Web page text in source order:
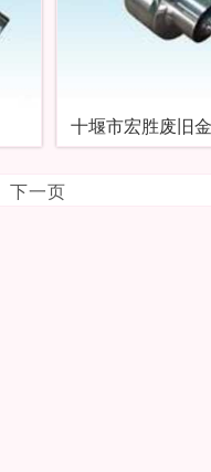
十堰市宏胜废旧
下一页